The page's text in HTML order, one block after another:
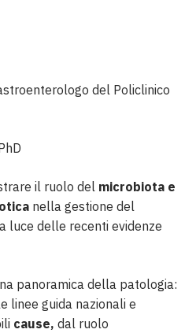
del Policlinico
il ruolo del microbiota e
nella gestione del
luce delle recenti evidenze
panoramica della patologia:
linee guida nazionali e
cause, dal ruolo